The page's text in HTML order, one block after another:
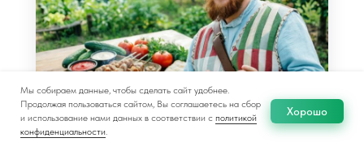
Мы собираем данные, чтобы сделать сайт удобнее.
Продолжая пользоваться сайтом, Вы соглашаетесь на сбор
и использование нами данных в соответствии с политикой
конфиденциальности.
Хорошо